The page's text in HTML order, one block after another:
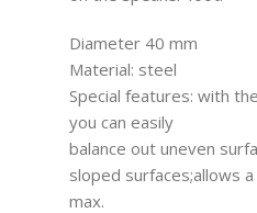
Diameter 40 mm
Material: steel
Special features: with
you can easily
balance out uneven
sloped surfaces;allows
max.